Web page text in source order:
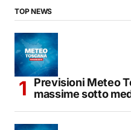
TOP NEWS
Previsioni Meteo
massime sotto